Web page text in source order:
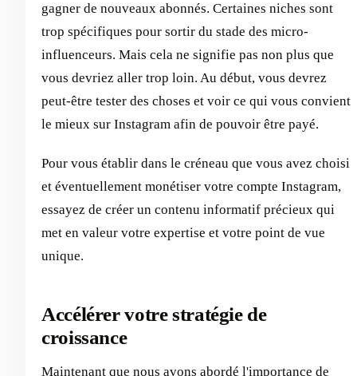
gagner de nouveaux abonnés. Certaines niches sont
trop spécifiques pour sortir du stade des micro-
influenceurs. Mais cela ne signifie pas non plus que
vous devriez aller trop loin. Au début, vous devrez
peut-être tester des choses et voir ce qui vous convient
le mieux sur Instagram afin de pouvoir être payé.
Pour vous établir dans le créneau que vous avez choisi
et éventuellement monétiser votre compte Instagram,
essayez de créer un contenu informatif précieux qui
met en valeur votre expertise et votre point de vue
unique.
Accélérer votre stratégie de
croissance
Maintenant que nous avons abordé l'importance de